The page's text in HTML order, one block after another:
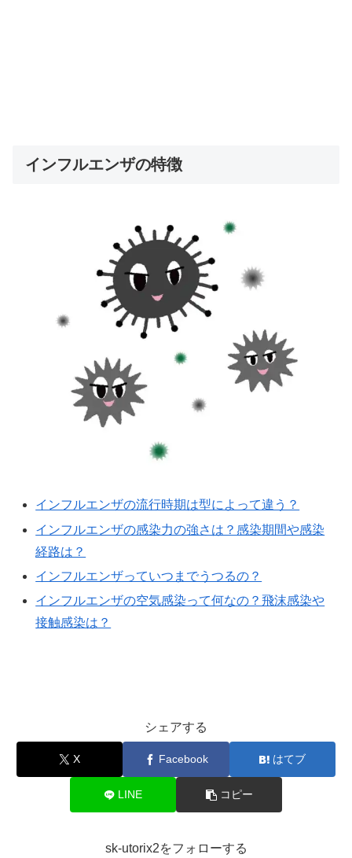
インフルエンザの特徴
インフルエンザの流行時期は型によって違う？
インフルエンザの感染力の強さは？感染期間や感染
経路は？
インフルエンザっていつまでうつるの？
インフルエンザの空気感染って何なの？飛沫感染や
接触感染は？
シェアする
X Facebook はてブ
LINE コピー
sk-utorix2をフォローする